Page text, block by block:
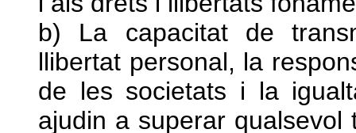
b) La capacitat de
llibertat personal, la
de les societats i la
ajudin a superar